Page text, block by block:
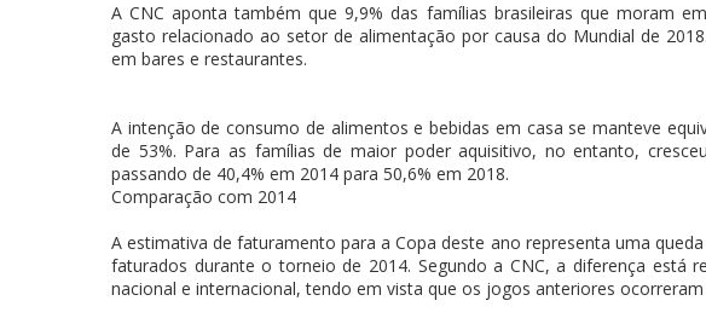
A CNC aponta também que 9,9% das famílias brasileiras que moram
gasto relacionado ao setor de alimentação por causa do Mundial de
em bares e restaurantes.
A intenção de consumo de alimentos e bebidas em casa se manteve
de 53%. Para as famílias de maior poder aquisitivo, no entanto,
passando de 40,4% em 2014 para 50,6% em 2018.
Comparação com 2014
A estimativa de faturamento para a Copa deste ano representa uma
faturados durante o torneio de 2014. Segundo a CNC, a diferença está
nacional e internacional, tendo em vista que os jogos anteriores ocorreram